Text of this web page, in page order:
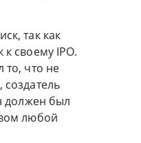
так как
своему IPO.
то, что не
должен был
любой